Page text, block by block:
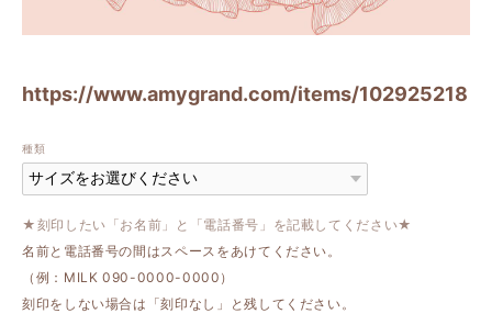
https://www.amygrand.com/items/102925218
種類
★刻印したい「お名前」と「電話番号」を記載してください★
名前と電話番号の間はスペースをあけてください。
（例：MILK 090-0000-0000）
刻印をしない場合は「刻印なし」と残してください。